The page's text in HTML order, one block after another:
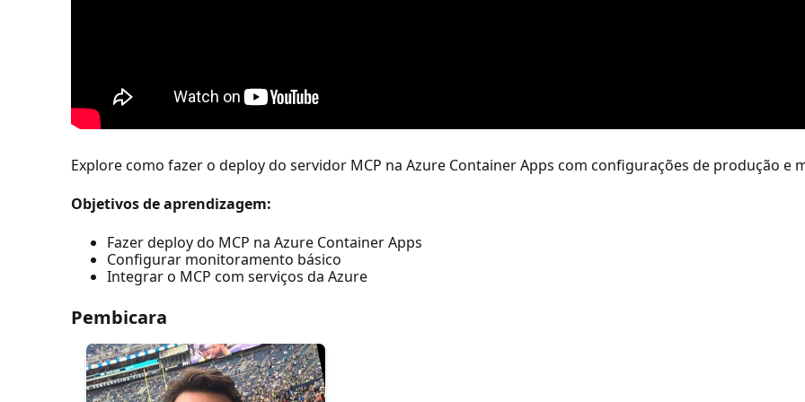
Explore como fazer o deploy do servidor MCP na Azure Container Apps com configurações de produção e
Objetivos de aprendizagem:
Fazer deploy do MCP na Azure Container Apps
Configurar monitoramento básico
Integrar o MCP com serviços da Azure
Pembicara